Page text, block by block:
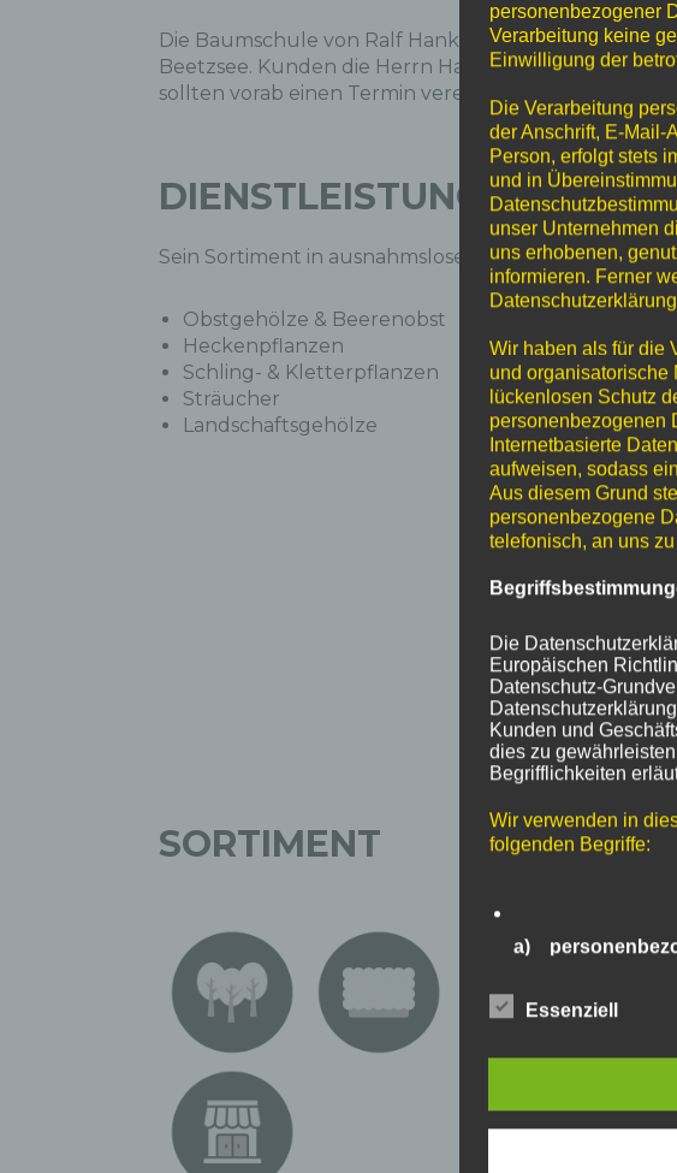
Die Baumschule von Ralf Hanke ist ein kleiner
Beetzsee. Kunden die Herrn Hanke gerne besuchen
sollten vorab einen Termin vereinbaren.
DIENSTLEISTUNGEN
Sein Sortiment in ausnahmsloser Eigenproduktion
Obstgehölze & Beerenobst
Heckenpflanzen
Schling- & Kletterpflanzen
Sträucher
Landschaftsgehölze
SORTIMENT
personenbezogener
Verarbeitung keine
Einwilligung der
Die Verarbeitung
der Anschrift, E-Mail-
Person, erfolgt stets
und in
unser Unternehmen
uns erhobenen,
informieren. Ferner
Wir haben als für die
und organisatorische
lückenlosen Schutz
personenbezogenen
Internetbasierte
aufweisen, sodass
Aus diesem Grund
personenbezogene
telefonisch, an uns
Die
Europäischen
Datenschutz-
Kunden und
dies zu
Begrifflichkeiten
Wir verwenden in
folgenden Begriffe:
a)
identifizierte oder
Zuordnung zu
zu Standortdaten,
mehreren
physiologischen,
Essenziell